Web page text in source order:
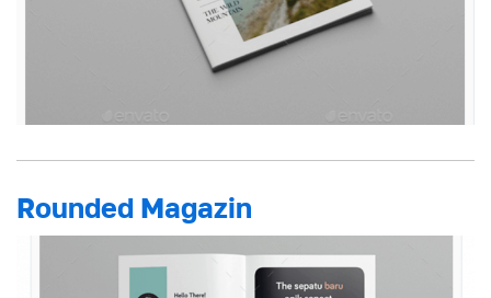
Rounded Magazin